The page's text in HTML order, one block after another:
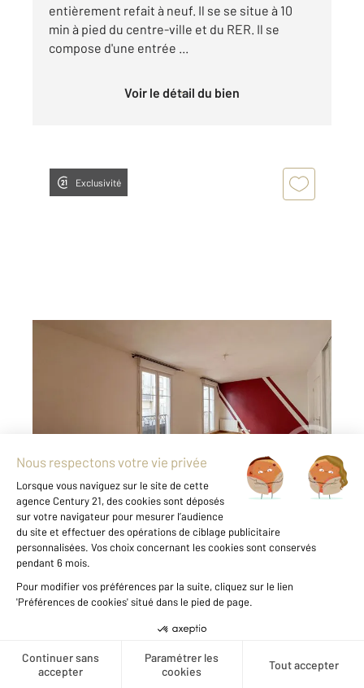
Créer une alerte
entièrement refait à neuf. Il se se situe à 10
min à pied du centre-ville et du RER. Il se
compose d'une entrée ...
Voir le détail du bien
Exclusivité
, 1 pièce
Appartement F1 à vendre
194 500 €
EXCLUSIVITE! Appartement à vendre à LE
PERREUX SUR MARNE chez CENTURY21
NOGENT SUR MARNE. Situé à proximité des
Bords de Marne et au sein d'une résidence de
standing, ce grand studio de plus de 36 m²
constitue une opportunité ...